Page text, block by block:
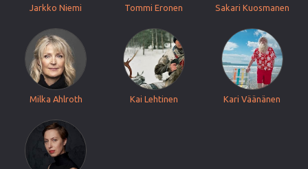
Jarkko Niemi Tommi Eronen Sakari Kuosmanen
Milka Ahlroth Kai Lehtinen Kari Väänänen